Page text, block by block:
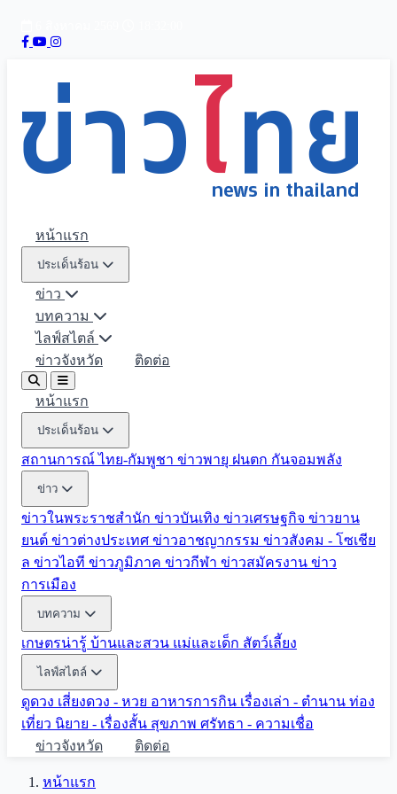
หน้าแรก
ประเด็นร้อน
ข่าว
บทความ
ไลฟ์สไตล์
ข่าวจังหวัด
ติดต่อ
หน้าแรก
ประเด็นร้อน
สถานการณ์ ไทย-กัมพูชา ข่าวพายุ ฝนตก กันจอมพลัง
ข่าว
ข่าวในพระราชสำนัก ข่าวบันเทิง ข่าวเศรษฐกิจ ข่าวยาน
ยนต์ ข่าวต่างประเทศ ข่าวอาชญากรรม ข่าวสังคม - โซเชีย
ล ข่าวไอที ข่าวภูมิภาค ข่าวกีฬา ข่าวสมัครงาน ข่าว
การเมือง
บทความ
เกษตรน่ารู้ บ้านและสวน แม่และเด็ก สัตว์เลี้ยง
ไลฟ์สไตล์
ดูดวง เสี่ยงดวง - หวย อาหารการกิน เรื่องเล่า - ตำนาน ท่อง
เที่ยว นิยาย - เรื่องสั้น สุขภาพ ศรัทธา - ความเชื่อ
ข่าวจังหวัด
ติดต่อ
หน้าแรก